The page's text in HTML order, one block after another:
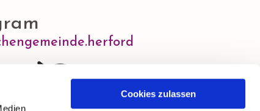
Cookies zulassen